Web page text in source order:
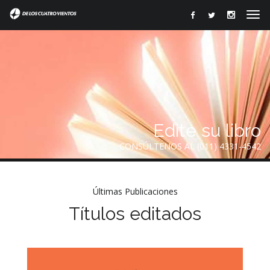
Edite su libro
CONSÚLTENOS AL (011) 4331-4542
Últimas Publicaciones
Títulos editados